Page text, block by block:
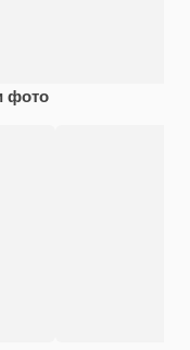
фото